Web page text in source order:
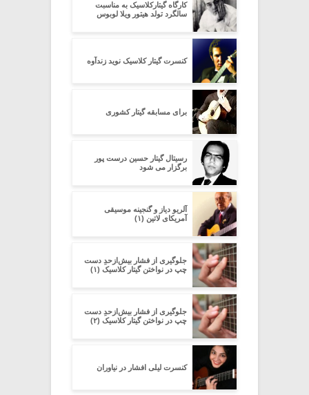
کارگاه گیتارکلاسیک به مناسبت
سالگرد تولد هیتور ویلا لوبوس
کنسرت گیتار کلاسیک نوید زندآوه
برای مسابقه گیتار کشوری
رسیتال گیتار حسین درست پور
برگزار می شود
آلریو دیاز و گنجینه موسیقی
آمریکای لاتین (۱)
جلوگیری از فشار بیش‌از‌حدِ دست
چپ در نواختن گیتار کلاسیک (۱)
جلوگیری از فشار بیش‌از‌حدِ دست
چپ در نواختن گیتار کلاسیک (۲)
کنسرت لیلی افشار در نیاوران